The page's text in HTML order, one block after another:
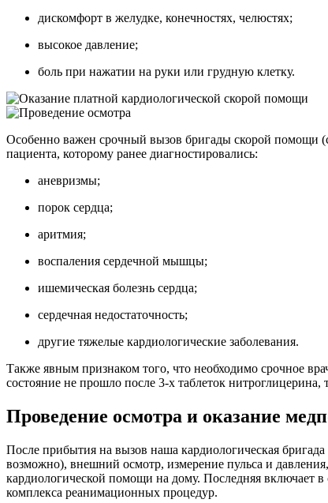
дискомфорт в желудке, конечностях, челюстях;
высокое давление;
боль при нажатии на руки или грудную клетку.
Особенно важен срочный вызов бригады скорой помощи
пациента, которому ранее диагностировались:
аневризмы;
порок сердца;
аритмия;
воспаления сердечной мышцы;
ишемическая болезнь сердца;
сердечная недостаточность;
другие тяжелые кардиологические заболевания.
Также явным признаком того, что необходимо срочное
состояние не прошло после 3-х таблеток
Проведение осмотра и оказание
После прибытия на вызов наша кардиологическая
возможно), внешний осмотр, измерение пульса и
кардиологической помощи на дому. Последняя включает
комплекса реанимационных процедур.